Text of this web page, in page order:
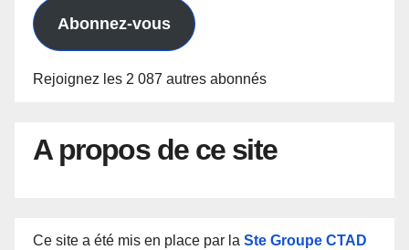
mail
Abonnez-vous
Rejoignez les 2 087 autres abonnés
A propos de ce site
Ce site a été mis en place par la Ste Groupe CTAD